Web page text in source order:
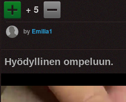
+ 5
by Emilia1
Hyödyllinen ompeluun.